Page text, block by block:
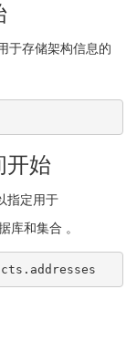
于存储架构信息的
开始
指定用于
库和集合 。